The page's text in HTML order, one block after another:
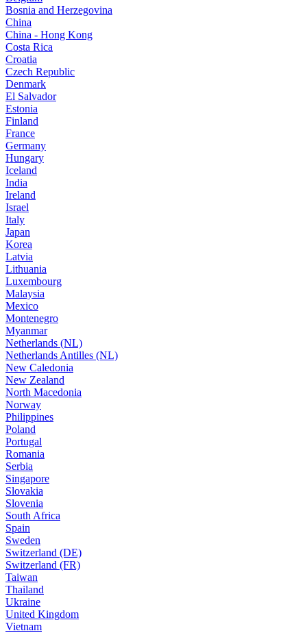
Bosnia and Herzegovina
China
China - Hong Kong
Costa Rica
Croatia
Czech Republic
Denmark
El Salvador
Estonia
Finland
France
Germany
Hungary
Iceland
India
Ireland
Israel
Italy
Japan
Korea
Latvia
Lithuania
Luxembourg
Malaysia
Mexico
Montenegro
Myanmar
Netherlands (NL)
Netherlands Antilles (NL)
New Caledonia
New Zealand
North Macedonia
Norway
Philippines
Poland
Portugal
Romania
Serbia
Singapore
Slovakia
Slovenia
South Africa
Spain
Sweden
Switzerland (DE)
Switzerland (FR)
Taiwan
Thailand
Ukraine
United Kingdom
Vietnam